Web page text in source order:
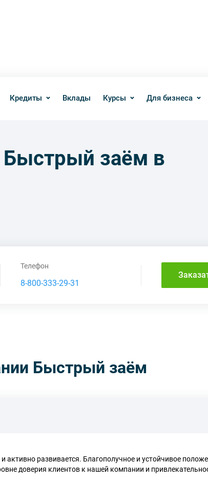
Кредиты Вклады Курсы Для бизнеса
Быстрый заём в
Телефон
8-800-333-29-31
Быстрый заём
активно развивается. Благополучное и устойчивое
доверия клиентов к нашей компании и